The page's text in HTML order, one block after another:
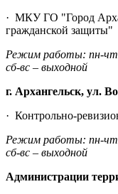
· МКУ ГО "Город
гражданской защиты"
Режим работы: пн-чт
сб-вс – выходной
г. Архангельск, ул.
· Контрольно-
Режим работы: пн-чт
сб-вс – выходной
Администрации